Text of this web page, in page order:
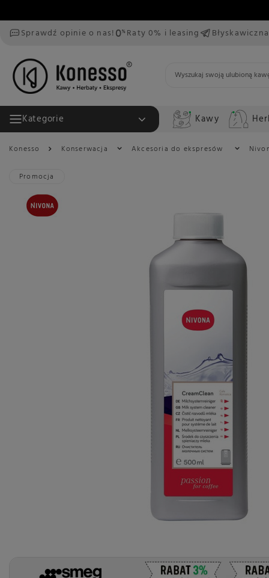
Sprawdź opinie o nas!
Raty 0% i leasing
Kategorie Kawy
Konesso Konserwacja Akcesoria do ekspresów
Promocja